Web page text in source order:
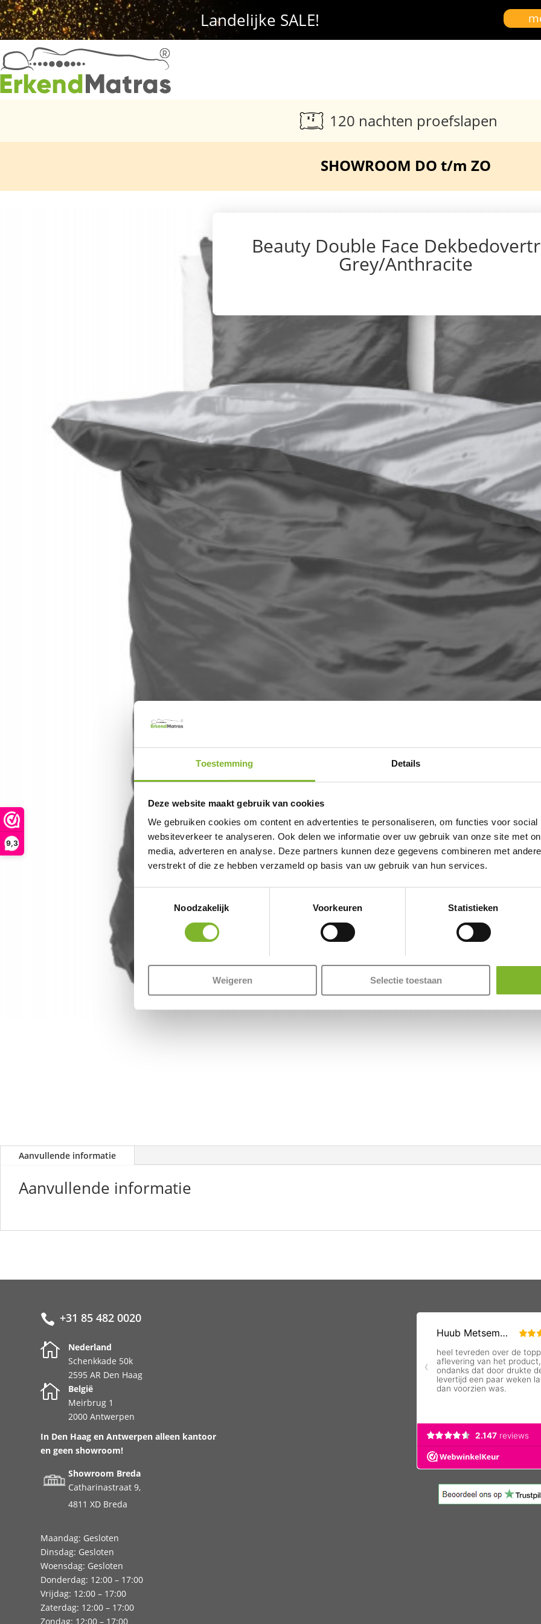
9,3
Toestemming Details
Deze website maakt gebruik van cookies
We gebruiken cookies om content en advertenties te personaliseren, om functies voor
websiteverkeer te analyseren. Ook delen we informatie over uw gebruik van onze site met
media, adverteren en analyse. Deze partners kunnen deze gegevens combineren met
verstrekt of die ze hebben verzameld op basis van uw gebruik van hun services.
Noodzakelijk
Voorkeuren Statistieken
Weigeren Selectie toestaan
Landelijke SALE!
120 nachten proefslapen
SHOWROOM DO t/m ZO
Beauty Double Face
Grey/Anthracite
Aanvullende informatie
Aanvullende informatie
 +31 85 482 0020

Nederland
Schenkkade 50k
2595 AR Den Haag

België
Meirbrug 1
2000 Antwerpen
In Den Haag en Antwerpen alleen kantoor
en geen showroom!
Showroom Breda
Catharinastraat 9,
4811 XD Breda
Maandag: Gesloten
Dinsdag: Gesloten
Woensdag: Gesloten
Donderdag: 12:00 – 17:00
Vrijdag: 12:00 – 17:00
Zaterdag: 12:00 – 17:00
Zondag: 12:00 – 17:00